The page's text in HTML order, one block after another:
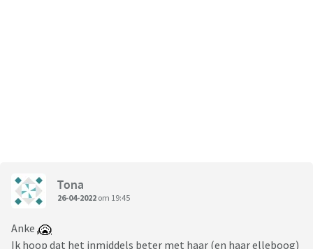
Tona
26-04-2022 om 19:45
Anke
Ik hoop dat het inmiddels beter met haar (en haar elleboog)